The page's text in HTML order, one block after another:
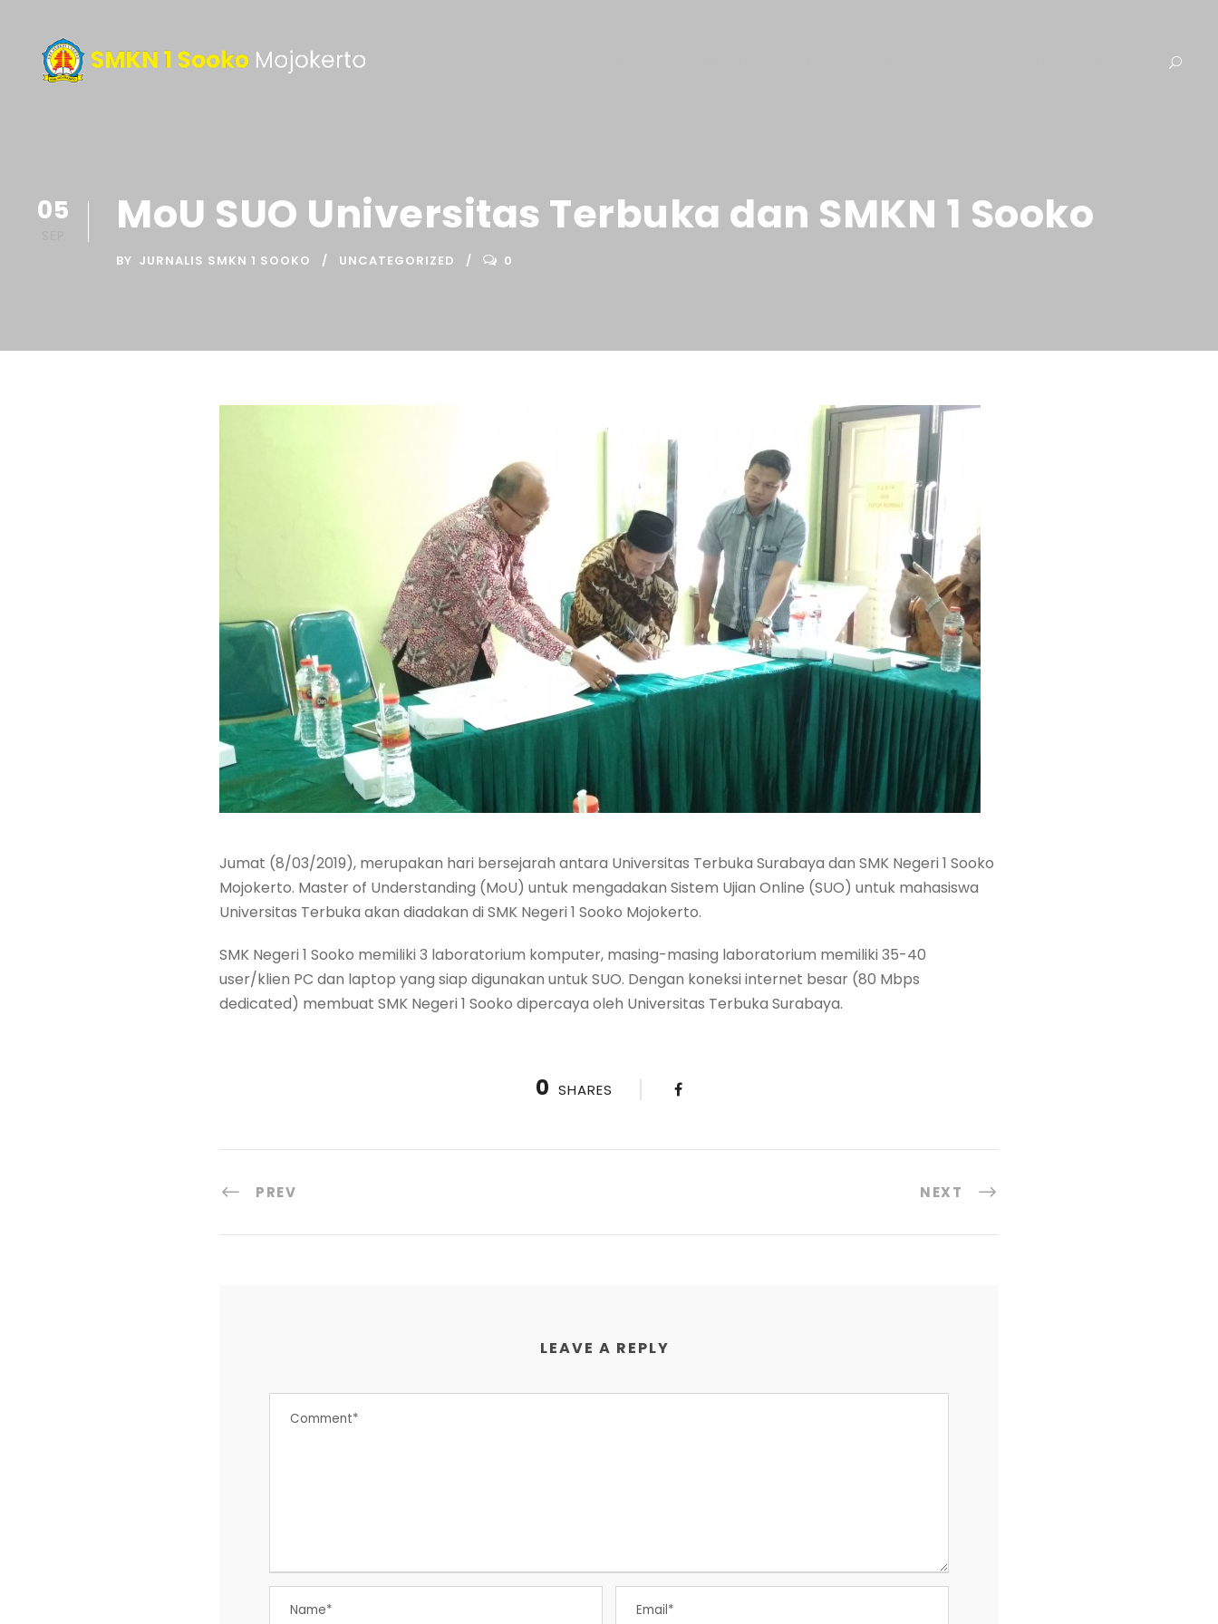
05 MoU SUO Universitas Terbuka dan SMKN 1 Sooko
BY JURNALIS SMKN 1 SOOKO UNCATEGORIZED 0
Jumat (8/03/2019), merupakan hari bersejarah antara Universitas Terbuka Surabaya dan SMK Negeri 1 Sooko
Mojokerto. Master of Understanding (MoU) untuk mengadakan Sistem Ujian Online (SUO) untuk mahasiswa
Universitas Terbuka akan diadakan di SMK Negeri 1 Sooko Mojokerto.
SMK Negeri 1 Sooko memiliki 3 laboratorium komputer, masing-masing laboratorium memiliki 35-40
user/klien PC dan laptop yang siap digunakan untuk SUO. Dengan koneksi internet besar (80 Mbps
dedicated) membuat SMK Negeri 1 Sooko dipercaya oleh Universitas Terbuka Surabaya.
0 SHARES
PREV NEXT
LEAVE A REPLY